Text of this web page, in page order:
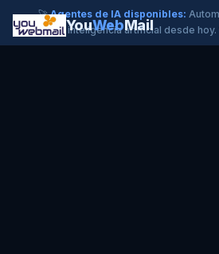
🚀Agentes de IA disponibles:
inteligencia artificial desde hoy.
YouWebMail